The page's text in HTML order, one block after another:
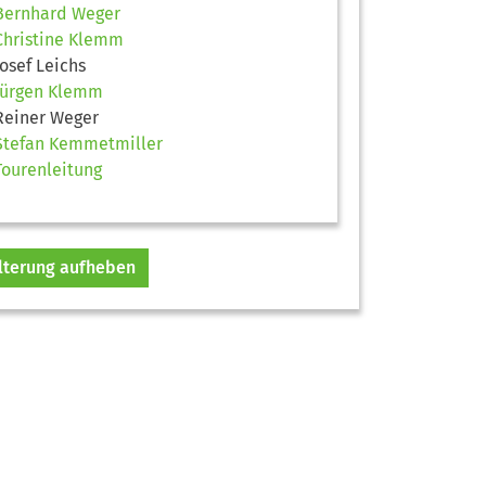
Weger
Klemm
Leichs
Klemm
Weger
Kemmetmiller
aufheben